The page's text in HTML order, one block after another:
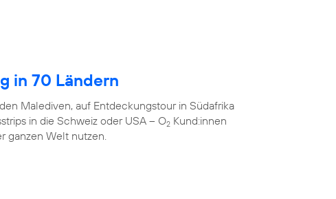
in 70 Ländern
Malediven, auf Entdeckungstour in Südafrika
in die Schweiz oder USA – O2 Kund:innen
ganzen Welt nutzen.